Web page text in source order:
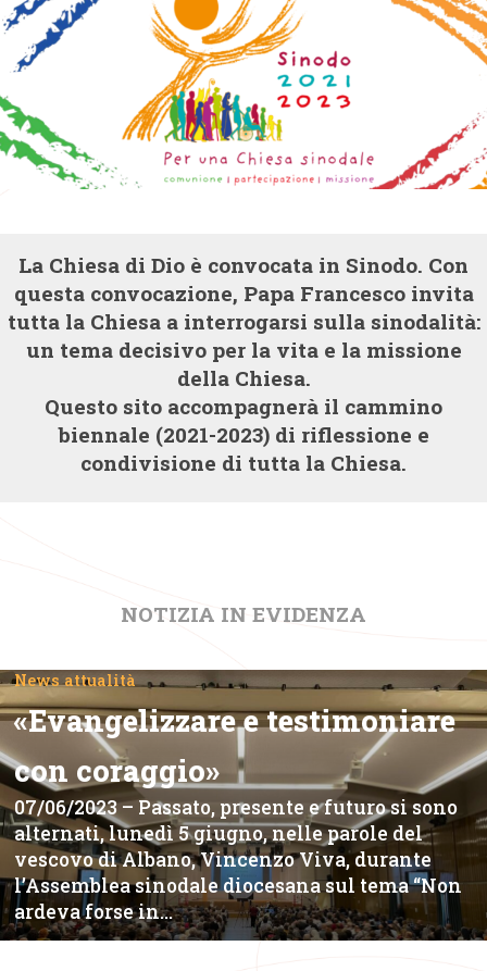
La Chiesa di Dio è convocata in Sinodo. Con
questa convocazione, Papa Francesco invita
tutta la Chiesa a interrogarsi sulla sinodalità:
un tema decisivo per la vita e la missione
della Chiesa.
Questo sito accompagnerà il cammino
biennale (2021-2023) di riflessione e
condivisione di tutta la Chiesa.
NOTIZIA IN EVIDENZA
News attualità
«Evangelizzare e testimoniare
con coraggio»
07/06/2023 – Passato, presente e futuro si sono
alternati, lunedì 5 giugno, nelle parole del
vescovo di Albano, Vincenzo Viva, durante
l’Assemblea sinodale diocesana sul tema “Non
ardeva forse in…